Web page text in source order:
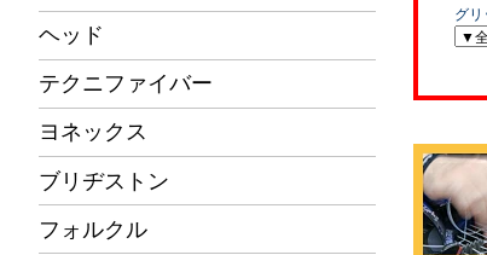
ヘッド
テクニファイバー
ヨネックス
ブリヂストン
フォルクル